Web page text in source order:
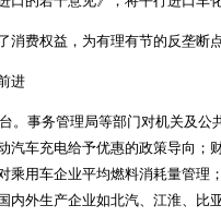
费权益，为有理有节的反垄断点
进
事务管理局等部门对机关及公
汽车充电给予优惠的政策导向；
乘用车企业平均燃料消耗量管理
内外生产企业如北汽、江淮、比